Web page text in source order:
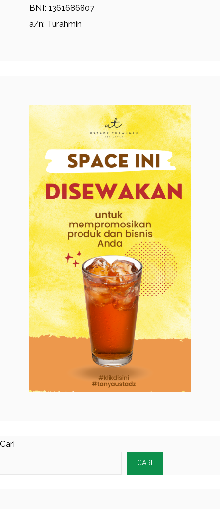
BNI: 1361686807
a/n: Turahmin
Cari
CARI